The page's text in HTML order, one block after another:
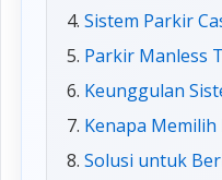
Sistem Parkir
Parkir Manless
Keunggulan
Kenapa Memilih
Solusi untuk